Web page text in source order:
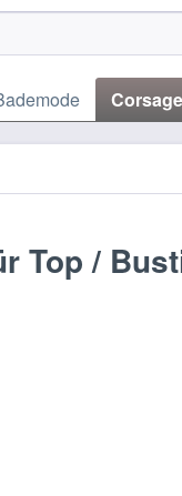
Corsage
Top /